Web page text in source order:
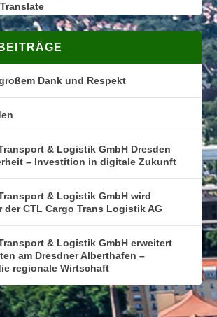
Translate
Dank und Respekt
& Logistik GmbH Dresden
– Investition in digitale Zukunft
& Logistik GmbH wird
der CTL Cargo Trans Logistik AG
& Logistik GmbH erweitert
am Dresdner Alberthafen –
regionale Wirtschaft